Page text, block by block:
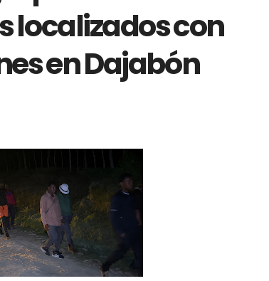
localizados con
en Dajabón